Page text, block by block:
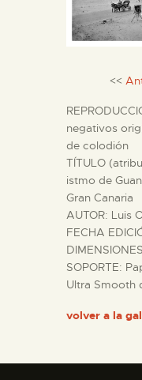
█
EL
<<
negativos
de colodión
TÍTULO
istmo de
Gran Canaria
AUTOR: Luis
FECHA
SOPORTE:
Ultra Smooth
volver a la